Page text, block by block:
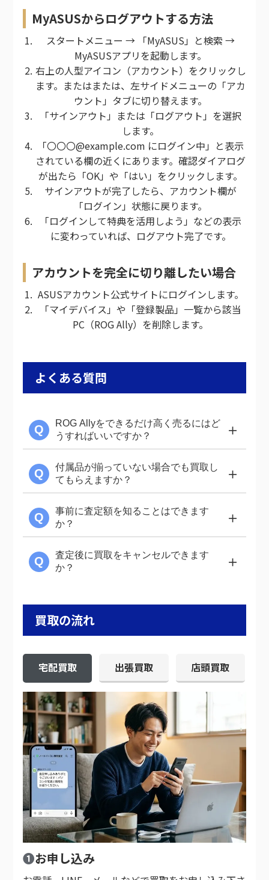
MyASUSからログアウトする方法
スタートメニュー → 「MyASUS」と検索 →
MyASUSアプリを起動します。
右上の人型アイコン（アカウント）をクリックし
ます。またはまたは、左サイドメニューの「アカ
ウント」タブに切り替えます。
「サインアウト」または「ログアウト」を選択
します。
「〇〇〇@example.com にログイン中」と表示
されている欄の近くにあります。確認ダイアログ
が出たら「OK」や「はい」をクリックします。
サインアウトが完了したら、アカウント欄が
「ログイン」状態に戻ります。
「ログインして特典を活用しよう」などの表示
に変わっていれば、ログアウト完了です。
アカウントを完全に切り離したい場合
ASUSアカウント公式サイトにログインします。
「マイデバイス」や「登録製品」一覧から該当
PC（ROG Ally）を削除します。
よくある質問
Q
ROG Allyをできるだけ高く売るにはど
うすればいいですか？
＋
Q
付属品が揃っていない場合でも買取し
てもらえますか？
＋
Q
事前に査定額を知ることはできます
か？
＋
Q
査定後に買取をキャンセルできます
か？
＋
買取の流れ
宅配買取 出張買取 店頭買取
❶お申し込み